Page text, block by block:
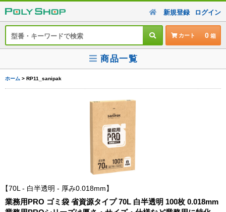
新規登録 ログイン
カート 0
商品一覧
ホーム > RP11_sanipak
70L - 白半透明 - 厚み0.018mm
業務用PRO ゴミ袋 省資源タイプ 70L 白半透明 100枚 0.018mm